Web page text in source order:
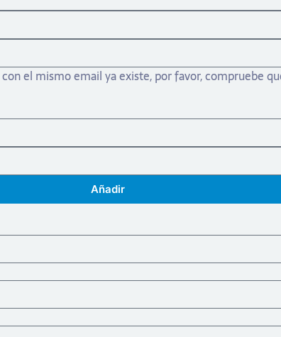
el mismo email ya existe, por favor, compruebe
Añadir